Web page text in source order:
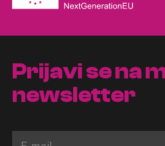
Prijavi se na
newsletter